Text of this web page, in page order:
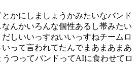
かにしましょうかみたいなバンド
んかいろんな個性あるし帯みたい
しいいっすねいいっすねチームロ
って言われてたんでまあまあまあ
つってバンドってAIに食わせてロ